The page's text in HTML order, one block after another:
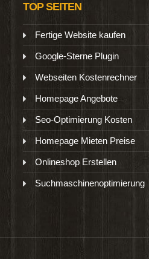
TOP SEITEN
Fertige Website kaufen
Google-Sterne Plugin
Webseiten Kostenrechner
Homepage Angebote
Seo-Optimierung Kosten
Homepage Mieten Preise
Onlineshop Erstellen
Suchmaschinenoptimierung